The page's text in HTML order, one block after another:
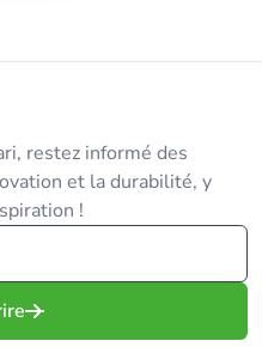
restez informé des
et la durabilité, y
!